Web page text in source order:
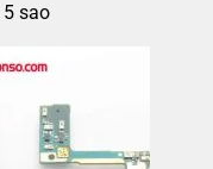
5 sao